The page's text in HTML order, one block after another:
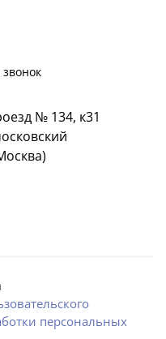
звонок
№ 134, к31
персональных